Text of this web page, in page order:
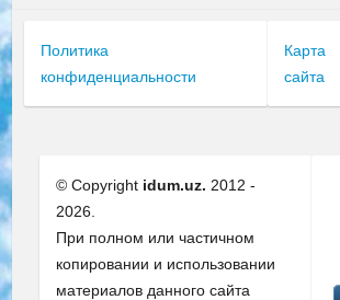
Политика
конфиденциальности
Карта
сайта
© Copyright idum.uz. 2012 -
2026.
При полном или частичном
копировании и использовании
материалов данного сайта